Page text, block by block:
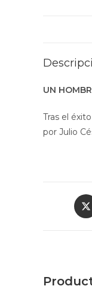
UN
Tras el
por Julio